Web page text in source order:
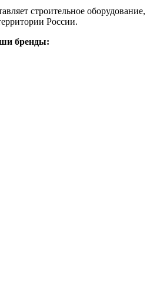
строительное оборудование,
России.
бренды: